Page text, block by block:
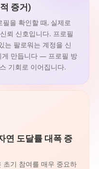
증거)
을 확인할 때, 실제로
뢰 신호입니다. 프로필
는 팔로워는 계정을 신
게 만듭니다 — 프로필 방
기회로 이어집니다.
연 도달률 대폭 증
초기 참여를 매우 중요하